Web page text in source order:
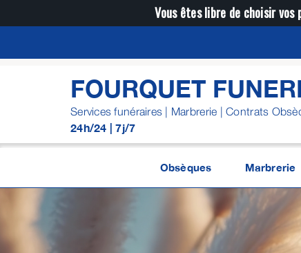
au
Vous êtes libre de choisir
FOURQUET
Services funéraires | Marbrerie | Contrats
24h/24 | 7j/7
Obsèques Marbrerie